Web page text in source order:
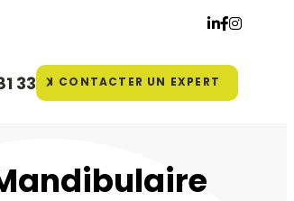
33 CONTACTER UN EXPERT